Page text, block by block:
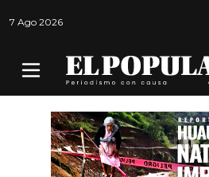
7 Ago 2026